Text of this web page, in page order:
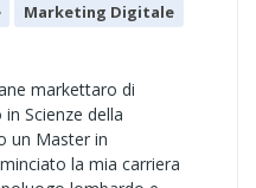
Marketing Digitale
markettaro di
Scienze della
un Master in
la mia carriera